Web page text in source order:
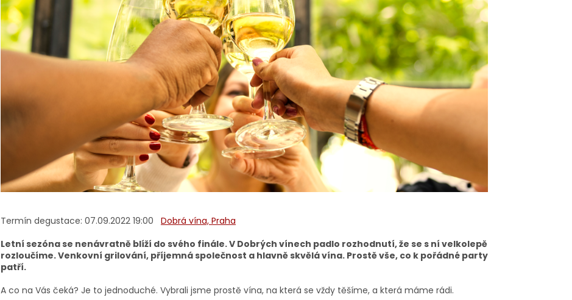
Termín degustace: 07.09.2022 19:00 Dobrá vína, Praha
Letní sezóna se nenávratně blíží do svého finále. V Dobrých vínech padlo rozhodnutí, že se s ní velkolepě
rozloučíme. Venkovní grilování, příjemná společnost a hlavně skvělá vína. Prostě vše, co k pořádné party
patří.
A co na Vás čeká? Je to jednoduché. Vybrali jsme prostě vína, na která se vždy těšíme, a která máme rádi.